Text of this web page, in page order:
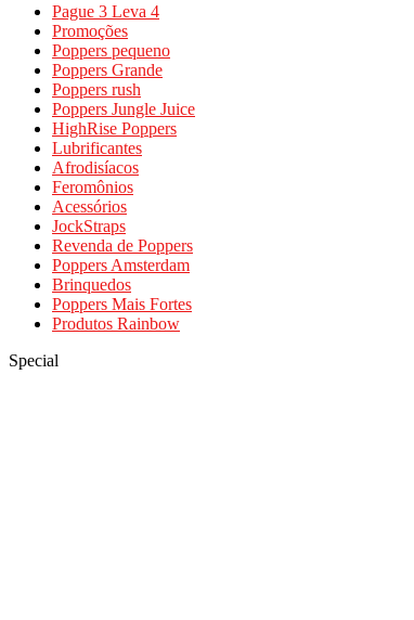
Pague 3 Leva 4
Promoções
Poppers pequeno
Poppers Grande
Poppers rush
Poppers Jungle Juice
HighRise Poppers
Lubrificantes
Afrodisíacos
Feromônios
Acessórios
JockStraps
Revenda de Poppers
Poppers Amsterdam
Brinquedos
Poppers Mais Fortes
Produtos Rainbow
Special